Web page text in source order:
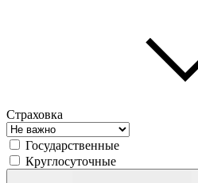
Страховка
Государственные
Круглосуточные